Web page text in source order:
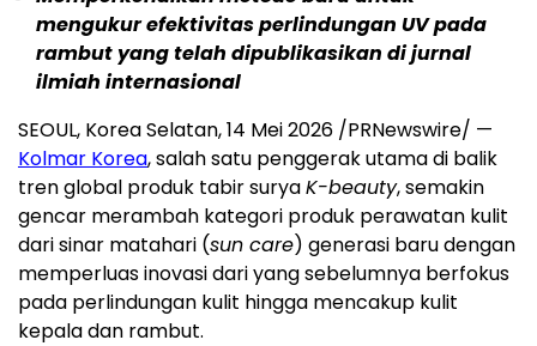
mengukur efektivitas perlindungan UV pada
rambut yang telah dipublikasikan di jurnal
ilmiah internasional
SEOUL, Korea Selatan, 14 Mei 2026 /PRNewswire/ —
Kolmar Korea, salah satu penggerak utama di balik
tren global produk tabir suryaK-beauty, semakin
gencar merambah kategori produk perawatan kulit
dari sinar matahari (sun care) generasi baru dengan
memperluas inovasi dari yang sebelumnya berfokus
pada perlindungan kulit hingga mencakup kulit
kepala dan rambut.